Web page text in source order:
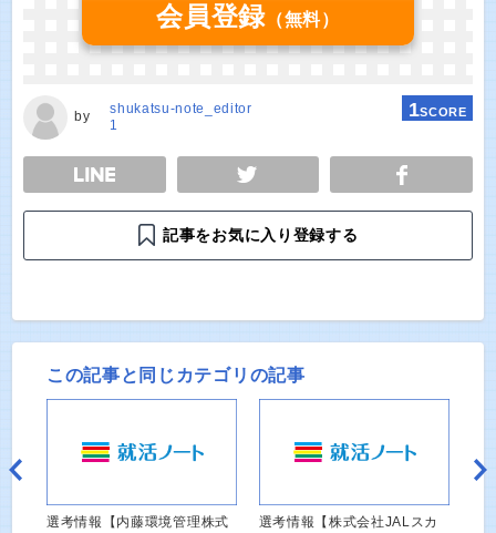
会員登録 （無料）
by
shukatsu-note_editor
1
1SCORE
TWEET
記事をお気に入り登録する
この記事と同じカテゴリの記事
選考情報【内藤環境管理株式
選考情報【株式会社JALスカ